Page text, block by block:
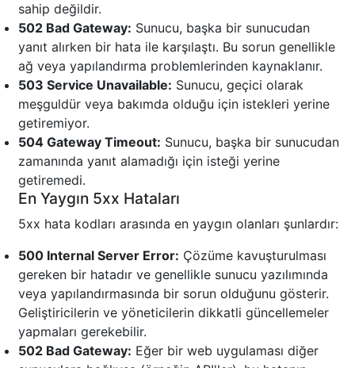
sahip değildir.
502 Bad Gateway: Sunucu, başka bir sunucudan
yanıt alırken bir hata ile karşılaştı. Bu sorun genellikle
ağ veya yapılandırma problemlerinden kaynaklanır.
503 Service Unavailable: Sunucu, geçici olarak
meşguldür veya bakımda olduğu için istekleri yerine
getiremiyor.
504 Gateway Timeout: Sunucu, başka bir sunucudan
zamanında yanıt alamadığı için isteği yerine
getiremedi.
En Yaygın 5xx Hataları
5xx hata kodları arasında en yaygın olanları şunlardır:
500 Internal Server Error: Çözüme kavuşturulması
gereken bir hatadır ve genellikle sunucu yazılımında
veya yapılandırmasında bir sorun olduğunu gösterir.
Geliştiricilerin ve yöneticilerin dikkatli güncellemeler
yapmaları gerekebilir.
502 Bad Gateway: Eğer bir web uygulaması diğer